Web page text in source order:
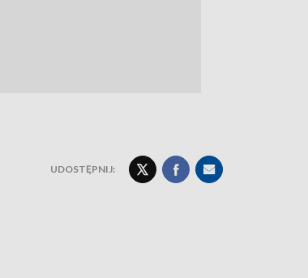
UDOSTĘPNIJ: